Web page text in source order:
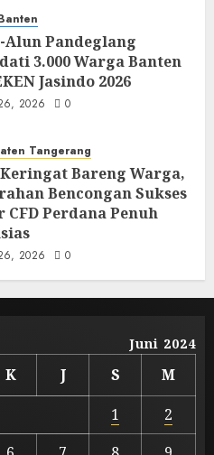
Alun Pandeglang
3.000 Warga Banten
Jasindo 2026
2026 0
Tangerang
Bareng Warga,
Bencongan Sukses
CFD Perdana Penuh
2026 0
Juni 2024
K J S
M
1
2